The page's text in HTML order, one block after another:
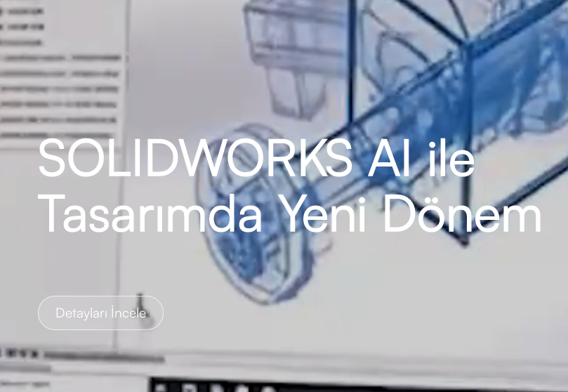
SOLIDWORKS AI ile
Tasarımda Yeni Dönem
Detayları İncele